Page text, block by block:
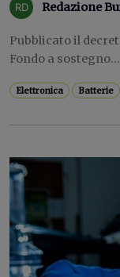
Redazione
Pubblicato il
Fondo a sostegno...
Elettronica Batterie